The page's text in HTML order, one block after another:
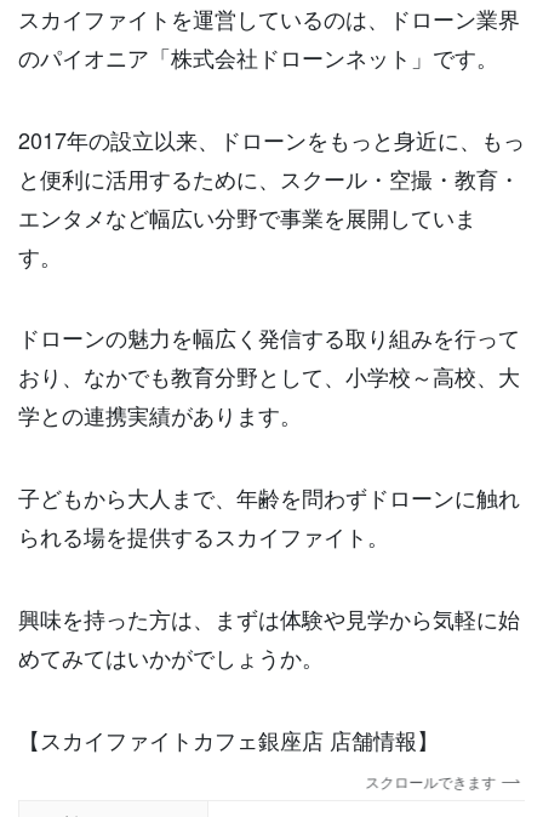
スカイファイトを運営しているのは、ドローン業界
のパイオニア「株式会社ドローンネット」です。
2017年の設立以来、ドローンをもっと身近に、もっ
と便利に活用するために、スクール・空撮・教育・
エンタメなど幅広い分野で事業を展開していま
す。
ドローンの魅力を幅広く発信する取り組みを行って
おり、なかでも教育分野として、小学校～高校、大
学との連携実績があります。
子どもから大人まで、年齢を問わずドローンに触れ
られる場を提供するスカイファイト。
興味を持った方は、まずは体験や見学から気軽に始
めてみてはいかがでしょうか。
【スカイファイトカフェ銀座店 店舗情報】
スクロールできます